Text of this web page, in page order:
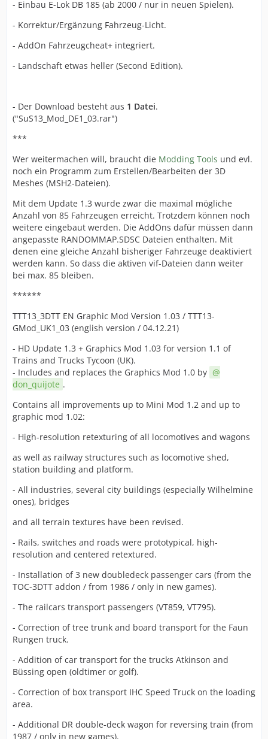
- Einbau E-Lok DB 185 (ab 2000 / nur in neuen Spielen).
- Korrektur/Ergänzung Fahrzeug-Licht.
- AddOn Fahrzeugcheat+ integriert.
- Landschaft etwas heller (Second Edition).
- Der Download besteht aus 1 Datei.
("SuS13_Mod_DE1_03.rar")
***
Wer weitermachen will, braucht die Modding Tools und evl.
noch ein Programm zum Erstellen/Bearbeiten der 3D
Meshes (MSH2-Dateien).
Mit dem Update 1.3 wurde zwar die maximal mögliche
Anzahl von 85 Fahrzeugen erreicht. Trotzdem können noch
weitere eingebaut werden. Die AddOns dafür müssen dann
angepasste RANDOMMAP.SDSC Dateien enthalten. Mit
denen eine gleiche Anzahl bisheriger Fahrzeuge deaktiviert
werden kann. So dass die aktiven vif-Dateien dann weiter
bei max. 85 bleiben.
******
TTT13_3DTT EN Graphic Mod Version 1.03 / TTT13-
GMod_UK1_03 (english version / 04.12.21)
- HD Update 1.3 + Graphics Mod 1.03 for version 1.1 of
Trains and Trucks Tycoon (UK).
- Includes and replaces the Graphics Mod 1.0 by
don_quijote .
Contains all improvements up to Mini Mod 1.2 and up to
graphic mod 1.02:
- High-resolution retexturing of all locomotives and wagons
as well as railway structures such as locomotive shed,
station building and platform.
- All industries, several city buildings (especially Wilhelmine
ones), bridges
and all terrain textures have been revised.
- Rails, switches and roads were prototypical, high-
resolution and centered retextured.
- Installation of 3 new doubledeck passenger cars (from the
TOC-3DTT addon / from 1986 / only in new games).
- The railcars transport passengers (VT859, VT795).
- Correction of tree trunk and board transport for the Faun
Rungen truck.
- Addition of car transport for the trucks Atkinson and
Büssing open (oldtimer or golf).
- Correction of box transport IHC Speed Truck on the loading
area.
- Additional DR double-deck wagon for reversing train (from
1987 / only in new games).